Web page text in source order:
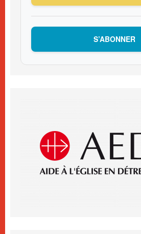
S’ABONNER